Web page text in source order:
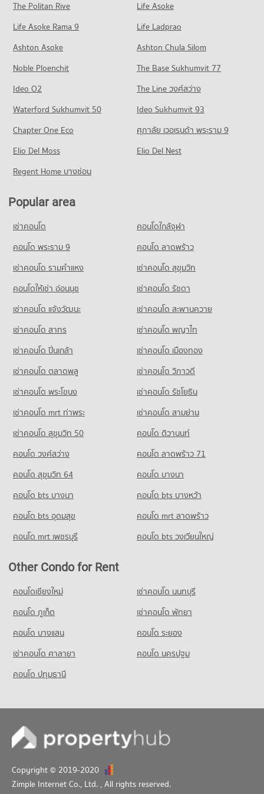
661 properties for rent
Condo for Sale Talad Thai
PROJECT_COUNT
Condo for Rent Tesco Lotus Navanakorn
78 properties for sale
Condo Big C Super Center Navanakorn
Condo for Rent Big C Super Center Navanakorn
17 properties for rent
86 properties for sale
Condo Khlog Luang Khlong Nung
PROJECT_COUNT
Condo for Rent near Khlog Luang Khlong Nung
306 properties for rent
Condo for Sale near Khlog Luang Khlong Nung
132 properties for sale
Condo ์Navanakorn
25 properties for rent
Condo for Sale near ์Navanakorn
136 properties for sale
The Politan Rive
Life Asoke
Life Asoke Rama 9
Life Ladprao
Ashton Asoke
Ashton Chula Silom
Noble Ploenchit
The Base Sukhumvit 77
Ideo O2
The Line วงศ์สว่าง
Waterford Sukhumvit 50
Ideo Sukhumvit 93
Chapter One Eco
ศุภาลัย เวอเรนด้า พระราม 9
Elio Del Moss
Elio Del Nest
Regent Home บางซ่อน
Popular area
เช่าคอนโด
คอนโดใกล้จุฬา
คอนโด พระราม 9
คอนโด ลาดพร้าว
เช่าคอนโด รามคําแหง
เช่าคอนโด สุขุมวิท
คอนโดให้เช่า อ่อนนุช
เช่าคอนโด รัชดา
เช่าคอนโด แจ้งวัฒนะ
เช่าคอนโด สะพานควาย
เช่าคอนโด สาทร
เช่าคอนโด พญาไท
เช่าคอนโด ปิ่นเกล้า
เช่าคอนโด เมืองทอง
เช่าคอนโด ตลาดพลู
เช่าคอนโด วิภาวดี
เช่าคอนโด พระโขนง
เช่าคอนโด รัชโยธิน
เช่าคอนโด mrt ท่าพระ
เช่าคอนโด สามย่าน
เช่าคอนโด สุขุมวิท 50
คอนโด ติวานนท์
คอนโด วงศ์สว่าง
คอนโด ลาดพร้าว 71
คอนโด สุขุมวิท 64
คอนโด บางนา
คอนโด bts บางนา
คอนโด bts บางหว้า
คอนโด bts อุดมสุข
คอนโด mrt ลาดพร้าว
คอนโด mrt เพชรบุรี
คอนโด bts วงเวียนใหญ่
Other Condo for Rent
คอนโดเชียงใหม่
เช่าคอนโด นนทบุรี
คอนโด ภูเก็ต
เช่าคอนโด พัทยา
คอนโด บางแสน
คอนโด ระยอง
เช่าคอนโด ศาลายา
คอนโด นครปฐม
คอนโด ปทุมธานี
Copyright © 2019-2020
Zimple Internet Co., Ltd. , All rights reserved.